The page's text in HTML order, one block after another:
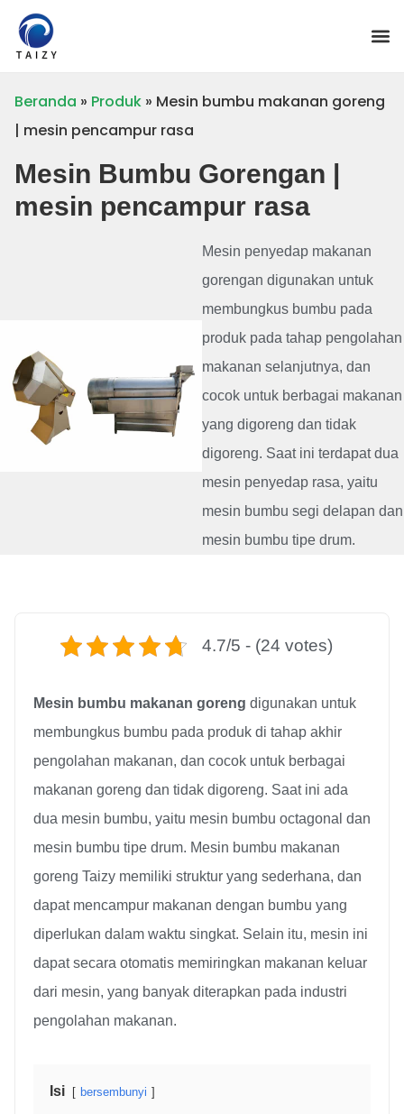
Beranda » Produk » Mesin bumbu makanan goreng
| mesin pencampur rasa
Mesin Bumbu Gorengan |
mesin pencampur rasa
Mesin penyedap makanan
gorengan digunakan untuk
membungkus bumbu pada
produk pada tahap pengolahan
makanan selanjutnya, dan
cocok untuk berbagai makanan
yang digoreng dan tidak
digoreng. Saat ini terdapat dua
mesin penyedap rasa, yaitu
mesin bumbu segi delapan dan
mesin bumbu tipe drum.
4.7/5 - (24 votes)
Mesin bumbu makanan goreng digunakan untuk
membungkus bumbu pada produk di tahap akhir
pengolahan makanan, dan cocok untuk berbagai
makanan goreng dan tidak digoreng. Saat ini ada
dua mesin bumbu, yaitu mesin bumbu octagonal dan
mesin bumbu tipe drum. Mesin bumbu makanan
goreng Taizy memiliki struktur yang sederhana, dan
dapat mencampur makanan dengan bumbu yang
diperlukan dalam waktu singkat. Selain itu, mesin ini
dapat secara otomatis memiringkan makanan keluar
dari mesin, yang banyak diterapkan pada industri
pengolahan makanan.
Isi bersembunyi